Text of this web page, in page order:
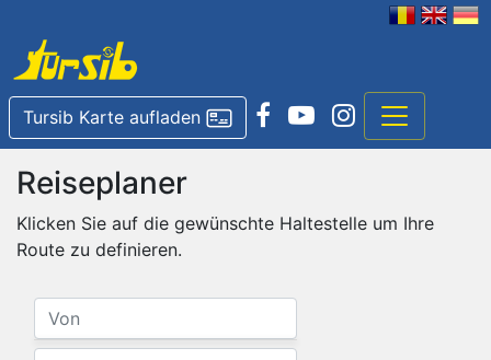
Tursib Karte aufladen
Reiseplaner
Klicken Sie auf die gewünschte Haltestelle um Ihre
Route zu definieren.